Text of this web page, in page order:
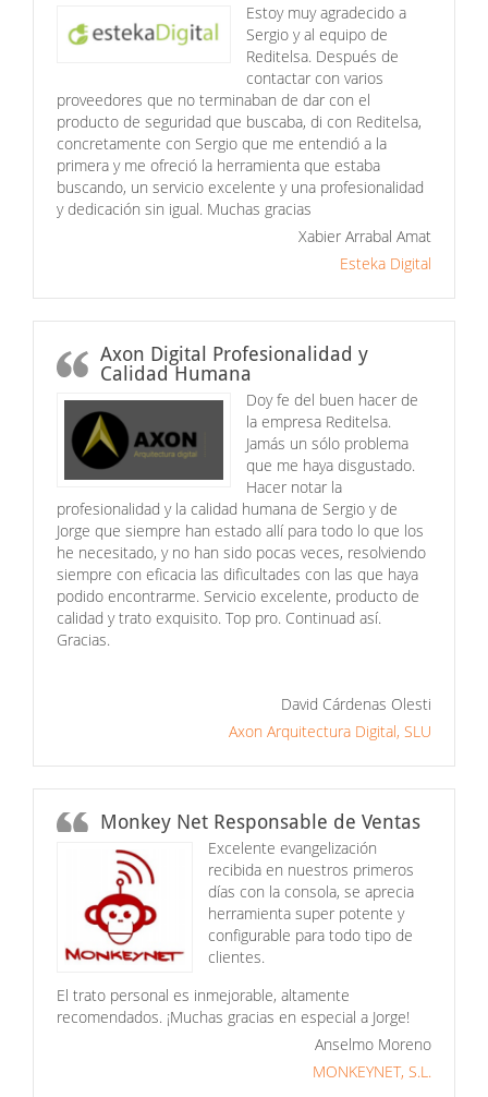
Estoy muy agradecido a
Sergio y al equipo de
Reditelsa. Después de
contactar con varios
proveedores que no terminaban de dar con el
producto de seguridad que buscaba, di con Reditelsa,
concretamente con Sergio que me entendió a la
primera y me ofreció la herramienta que estaba
buscando, un servicio excelente y una profesionalidad
y dedicación sin igual. Muchas gracias
Xabier Arrabal Amat
Esteka Digital
Axon Digital Profesionalidad y
Calidad Humana
Doy fe del buen hacer de
la empresa Reditelsa.
Jamás un sólo problema
que me haya disgustado.
Hacer notar la
profesionalidad y la calidad humana de Sergio y de
Jorge que siempre han estado allí para todo lo que los
he necesitado, y no han sido pocas veces, resolviendo
siempre con eficacia las dificultades con las que haya
podido encontrarme. Servicio excelente, producto de
calidad y trato exquisito. Top pro. Continuad así.
Gracias.
David Cárdenas Olesti
Axon Arquitectura Digital, SLU
Monkey Net Responsable de Ventas
Excelente evangelización
recibida en nuestros primeros
días con la consola, se aprecia
herramienta super potente y
configurable para todo tipo de
clientes.
El trato personal es inmejorable, altamente
recomendados. ¡Muchas gracias en especial a Jorge!
Anselmo Moreno
MONKEYNET, S.L.